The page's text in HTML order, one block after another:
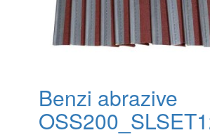
Benzi abrazive